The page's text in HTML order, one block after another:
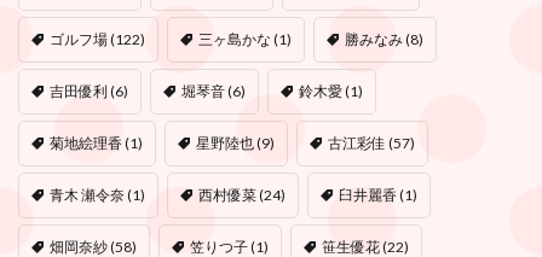
ゴルフ場(122) 三ヶ島かな (1) 勝みなみ(8)
吉田優利(6) 堀琴音(6) 鈴木愛(1)
菊地絵理香(1) 星野陸也(9) 古江彩佳 (57)
青木 瀬令奈(1) 西村優菜(24) 臼井麗香(1)
畑岡奈紗(58) 笠りつ子(1) 笹生優花(22)